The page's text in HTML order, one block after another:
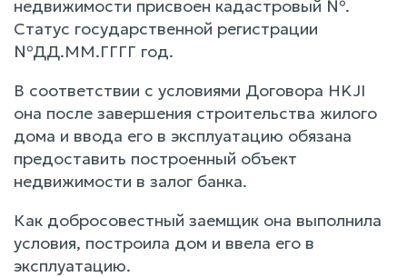
недвижимости присвоен кадастровый №.
Статус государственной регистрации
№ДД.ММ.ГГГГ год.
В соответствии с условиями Договора HKJI
она после завершения строительства жилого
дома и ввода его в эксплуатацию обязана
предоставить построенный объект
недвижимости в залог банка.
Как добросовестный заемщик она выполнила
условия, построила дом и ввела его в
эксплуатацию.